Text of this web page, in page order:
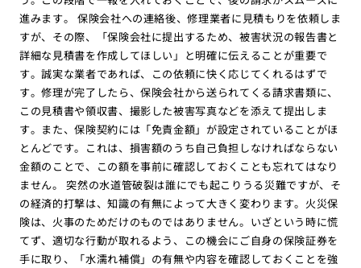
進みます。 保険会社への連絡後、修理業者に見積もりを依頼しま
すが、その際、「保険会社に提出するため、被害状況の報告書と
詳細な見積書を作成してほしい」と明確に伝えることが重要で
す。誠実な業者であれば、この依頼に快く応じてくれるはずで
す。修理が完了したら、保険会社から送られてくる請求書類に、
この見積書や領収書、撮影した被害写真などを添えて提出しま
す。また、保険契約には「免責金額」が設定されていることがほ
とんどです。これは、損害額のうち自己負担しなければならない
金額のことで、この額を事前に確認しておくことも忘れてはなり
ません。 突然の水道管破裂は誰にでも起こりうる災難ですが、そ
の経済的打撃は、知識の有無によって大きく変わります。火災保
険は、火事のためだけのものではありません。いざという時に慌
てず、適切な行動が取れるよう、この機会にご自身の保険証券を
手に取り、「水濡れ補償」の有無や内容を確認しておくことを強